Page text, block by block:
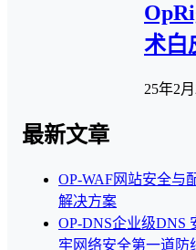
术白
25年2月
最新文章
OP-WAF网站安全与
解决方案
OP-DNS企业级DNS
牢网络安全第一道防